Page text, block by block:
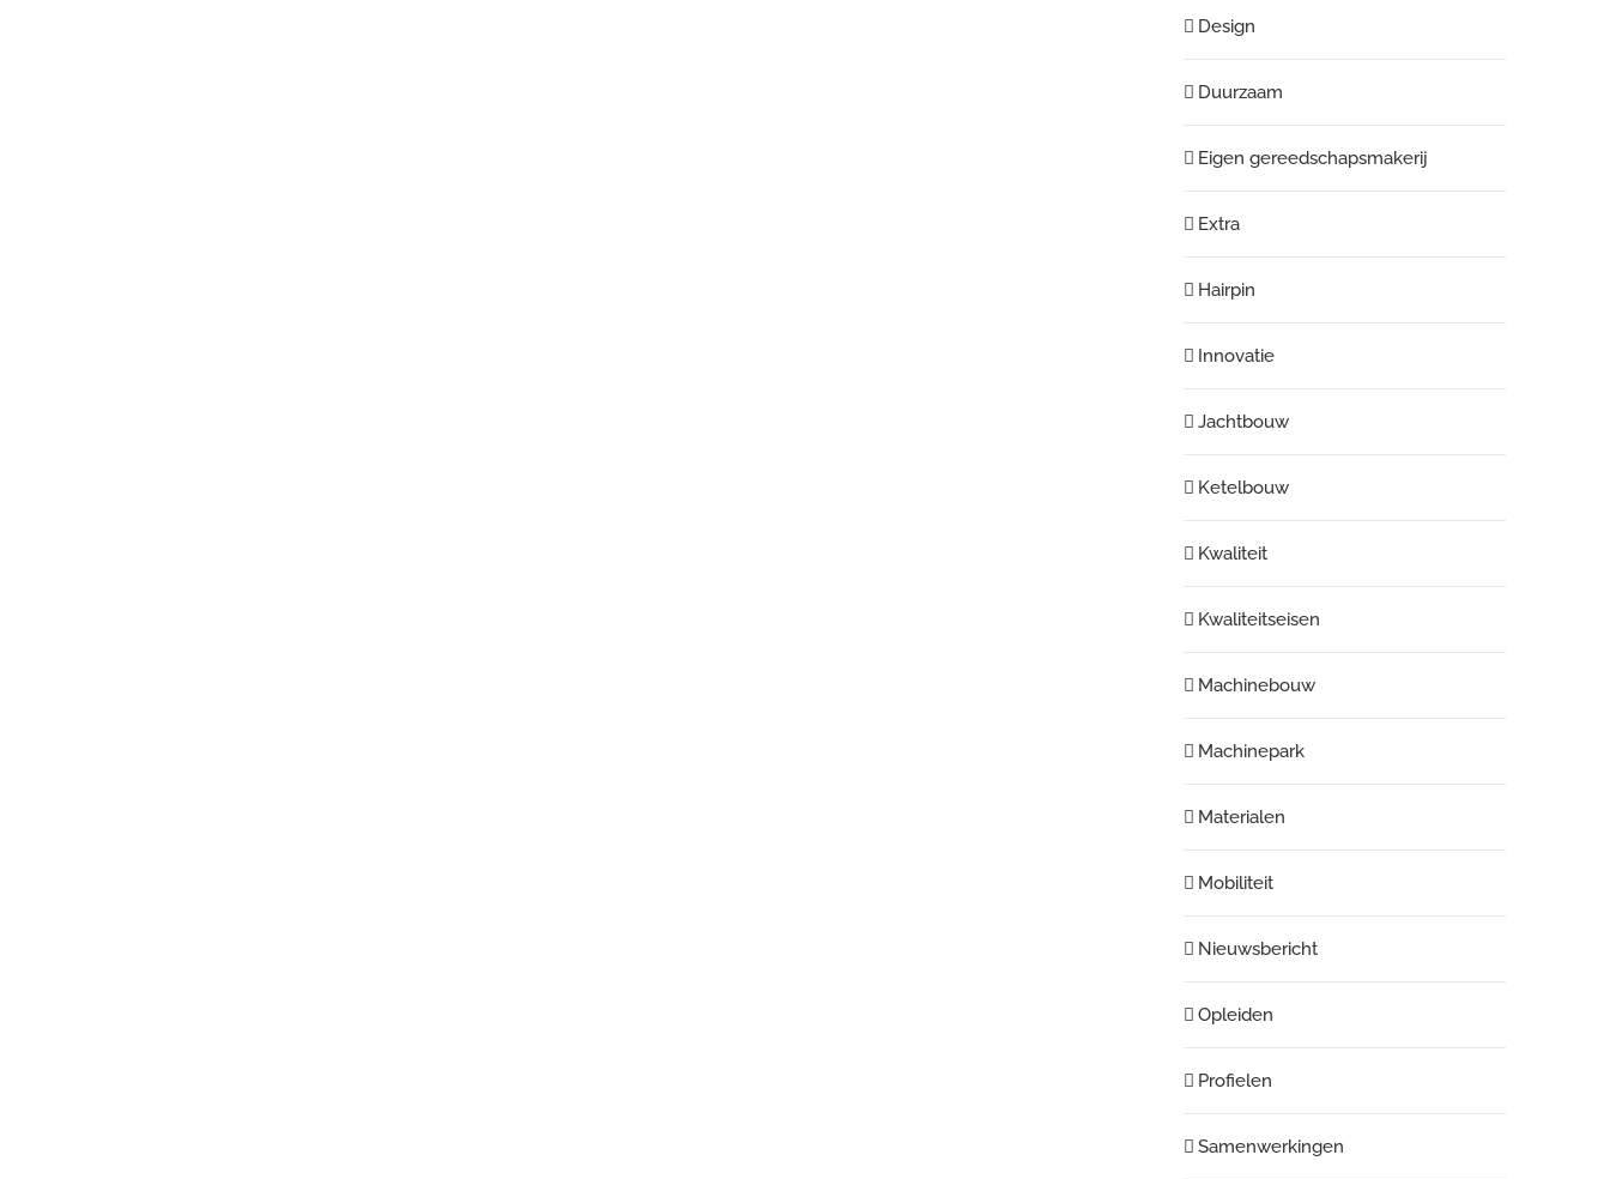
Design
Duurzaam
Eigen gereedschapsmakerij
Extra
Hairpin
Innovatie
Jachtbouw
Ketelbouw
Kwaliteit
Kwaliteitseisen
Machinebouw
Machinepark
Materialen
Mobiliteit
Nieuwsbericht
Opleiden
Profielen
Samenwerkingen